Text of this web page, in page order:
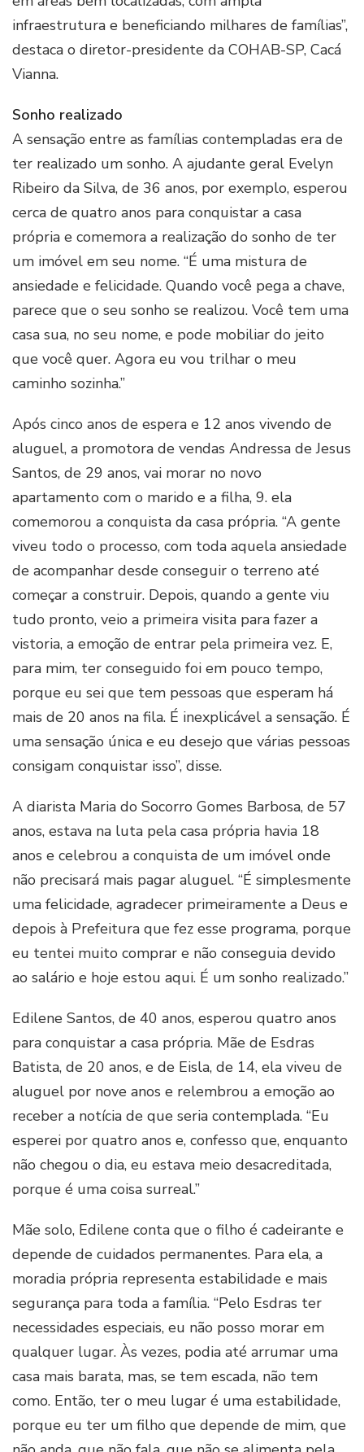
infraestrutura e beneficiando milhares de famílias”,
destaca o diretor-presidente da COHAB-SP, Cacá
Vianna.
Sonho realizado
A sensação entre as famílias contempladas era de
ter realizado um sonho. A ajudante geral Evelyn
Ribeiro da Silva, de 36 anos, por exemplo, esperou
cerca de quatro anos para conquistar a casa
própria e comemora a realização do sonho de ter
um imóvel em seu nome. “É uma mistura de
ansiedade e felicidade. Quando você pega a chave,
parece que o seu sonho se realizou. Você tem uma
casa sua, no seu nome, e pode mobiliar do jeito
que você quer. Agora eu vou trilhar o meu
caminho sozinha.”
Após cinco anos de espera e 12 anos vivendo de
aluguel, a promotora de vendas Andressa de Jesus
Santos, de 29 anos, vai morar no novo
apartamento com o marido e a filha, 9. ela
comemorou a conquista da casa própria. “A gente
viveu todo o processo, com toda aquela ansiedade
de acompanhar desde conseguir o terreno até
começar a construir. Depois, quando a gente viu
tudo pronto, veio a primeira visita para fazer a
vistoria, a emoção de entrar pela primeira vez. E,
para mim, ter conseguido foi em pouco tempo,
porque eu sei que tem pessoas que esperam há
mais de 20 anos na fila. É inexplicável a sensação. É
uma sensação única e eu desejo que várias pessoas
consigam conquistar isso”, disse.
A diarista Maria do Socorro Gomes Barbosa, de 57
anos, estava na luta pela casa própria havia 18
anos e celebrou a conquista de um imóvel onde
não precisará mais pagar aluguel. “É simplesmente
uma felicidade, agradecer primeiramente a Deus e
depois à Prefeitura que fez esse programa, porque
eu tentei muito comprar e não conseguia devido
ao salário e hoje estou aqui. É um sonho realizado.”
Edilene Santos, de 40 anos, esperou quatro anos
para conquistar a casa própria. Mãe de Esdras
Batista, de 20 anos, e de Eisla, de 14, ela viveu de
aluguel por nove anos e relembrou a emoção ao
receber a notícia de que seria contemplada. “Eu
esperei por quatro anos e, confesso que, enquanto
não chegou o dia, eu estava meio desacreditada,
porque é uma coisa surreal.”
Mãe solo, Edilene conta que o filho é cadeirante e
depende de cuidados permanentes. Para ela, a
moradia própria representa estabilidade e mais
segurança para toda a família. “Pelo Esdras ter
necessidades especiais, eu não posso morar em
qualquer lugar. Às vezes, podia até arrumar uma
casa mais barata, mas, se tem escada, não tem
como. Então, ter o meu lugar é uma estabilidade,
porque eu ter um filho que depende de mim, que